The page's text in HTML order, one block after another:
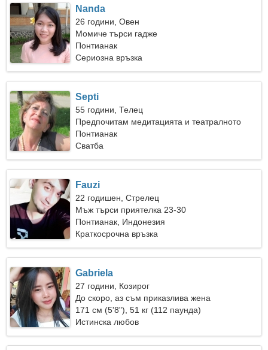
Nanda
26 години, Овен
Момиче търси гадже
Понтианак
Сериозна връзка
Septi
55 години, Телец
Предпочитам медитацията и театралното
изкуство
Понтианак
Сватба
Fauzi
22 годишен, Стрелец
Мъж търси приятелка 23-30
Понтианак, Индонезия
Краткосрочна връзка
Gabriela
27 години, Козирог
До скоро, аз съм приказлива жена
171 см (5'8"), 51 кг (112 паунда)
Истинска любов